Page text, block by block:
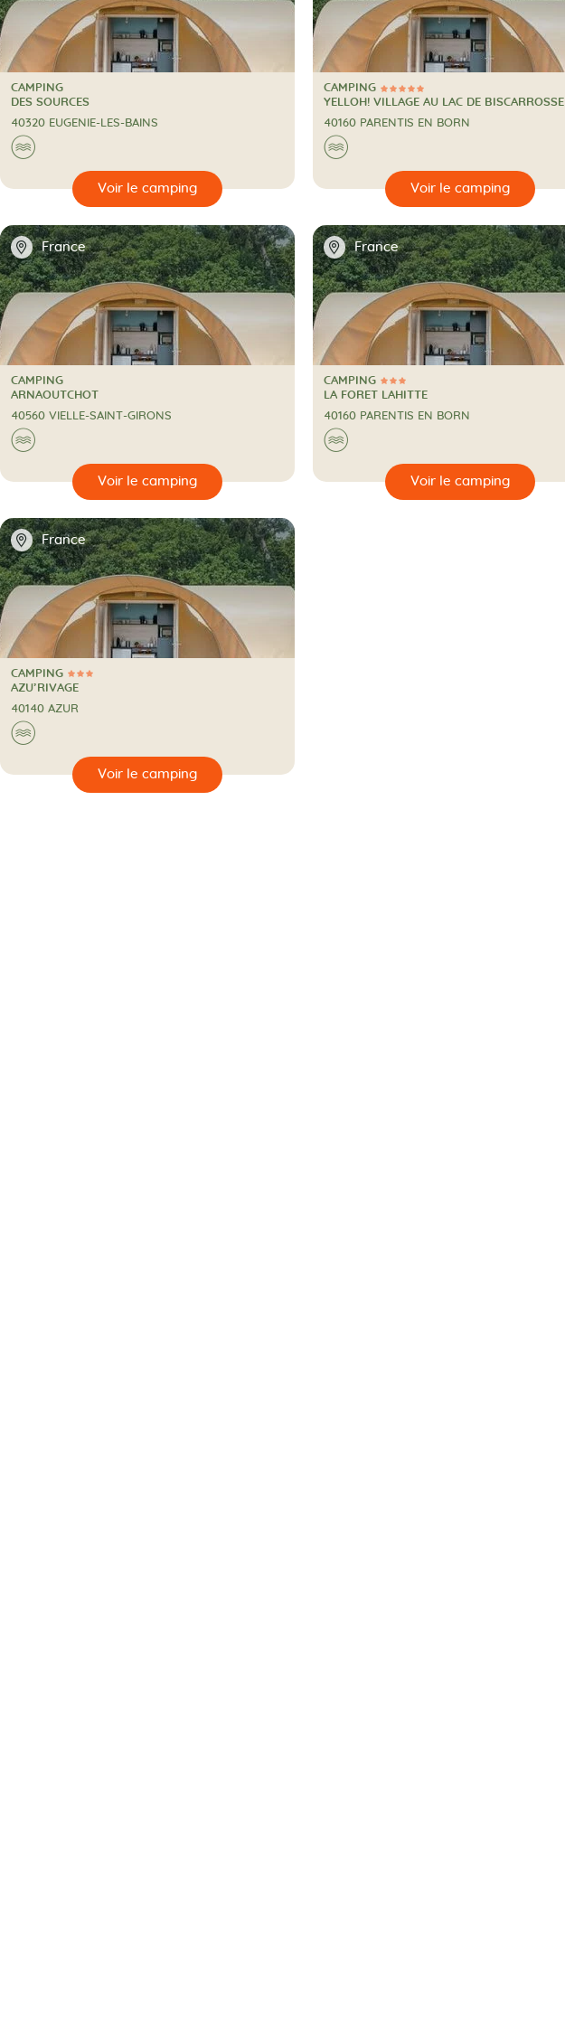
CAMPING
CAMPING
DES SOURCES
40320 EUGENIE-LES-BAINS
Au bord de l'eau
🌊
5 Étoiles
CAMPING
CAMPING
YELLOH! VILLAGE AU LAC DE BISCARROSSE
40160 PARENTIS EN BORN
Au bord de l'eau
🌊
Voir le camping 🔍
📍 France
CAMPING
CAMPING
ARNAOUTCHOT
40560 VIELLE-SAINT-GIRONS
Au bord de l'eau
🌊
📍 France
3 Étoiles
CAMPING
CAMPING
LA FORET LAHITTE
40160 PARENTIS EN BORN
Au bord de l'eau
🌊
Voir le camping 🔍
📍 France
3 Étoiles
CAMPING
CAMPING
AZU’RIVAGE
40140 AZUR
Au bord de l'eau
🌊